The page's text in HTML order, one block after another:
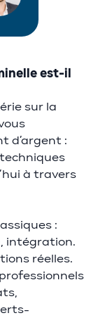
est-il
sur la
d’argent :
à travers
:
intégration.
réelles.